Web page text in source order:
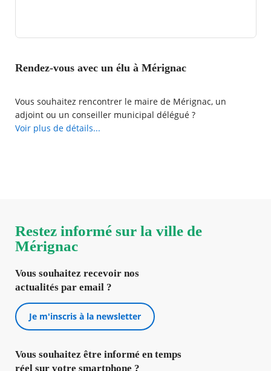
Rendez-vous avec un élu à Mérignac
Vous souhaitez rencontrer le maire de Mérignac, un
adjoint ou un conseiller municipal délégué ?
La Ville de Mérignac met à votre disposition une demande
Voir plus de détails...
Restez informé sur la ville de
Mérignac
Vous souhaitez recevoir nos
actualités par email ?
Je m'inscris à la newsletter
Vous souhaitez être informé en temps
réel sur votre smartphone ?